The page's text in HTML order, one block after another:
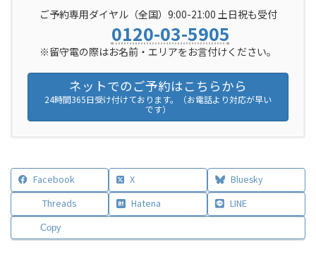
ご予約専用ダイヤル（全国）9:00-21:00 土日祝も受付
0120-03-5905
※留守電の際はお名前・エリアをお言付けください。
ネットでのご予約はこちらから
24時間365日受け付けております。（お電話より対応が早い
です）
Facebook X
Bluesky
Threads
Hatena LINE
Copy